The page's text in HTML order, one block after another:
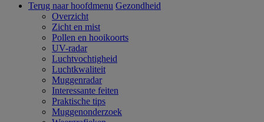
Terug naar hoofdmenu Gezondheid
Overzicht
Zicht en mist
Pollen en hooikoorts
UV-radar
Luchtvochtigheid
Luchtkwaliteit
Muggenradar
Interessante feiten
Praktische tips
Muggenonderzoek